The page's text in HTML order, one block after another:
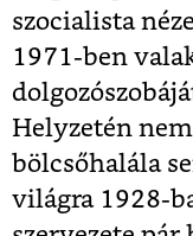
szocialista
1971-ben
Helyzetén
bölcsőhalála
világra 1928-